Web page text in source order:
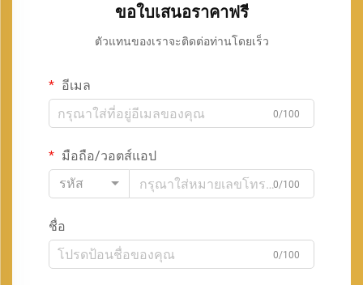
ขอใบเสนอราคาฟรี
ตัวแทนของเราจะติดต่อท่านโดยเร็ว
อีเมล
0/100
มือถือ/วอตส์แอป
รหัส
0/100
ชื่อ
0/100